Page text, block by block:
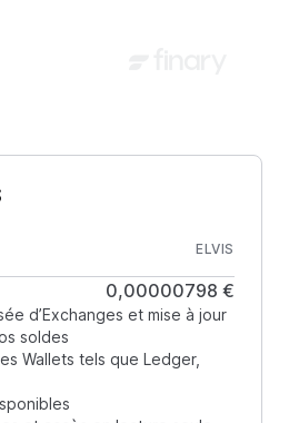
ELVIS
0,00000798 €
d’Exchanges et mise à jour
soldes
Wallets tels que Ledger,